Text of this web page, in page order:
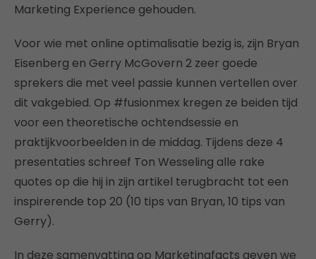
Marketing Experience gehouden.
Voor wie met online optimalisatie bezig is, zijn Bryan
Eisenberg en Gerry McGovern 2 zeer goede
sprekers die met veel passie kunnen vertellen over
dit vakgebied. Op #fusionmex kregen ze beiden tijd
voor een theoretische ochtendsessie en
praktijkvoorbeelden in de middag. Tijdens deze 4
presentaties schreef Ton Wesseling alle rake
quotes op die hij in zijn artikel terugbracht tot een
inspirerende top 20 (10 tips van Bryan, 10 tips van
Gerry).
In deze samenvatting op Marketingfacts geven we